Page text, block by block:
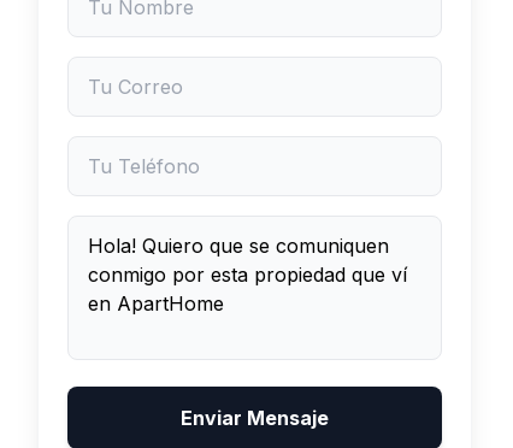
Enviar Mensaje